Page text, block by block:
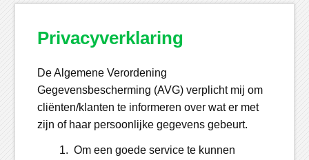
Privacyverklaring
De Algemene Verordening
Gegevensbescherming (AVG) verplicht mij om
cliënten/klanten te informeren over wat er met
zijn of haar persoonlijke gegevens gebeurt.
Om een goede service te kunnen